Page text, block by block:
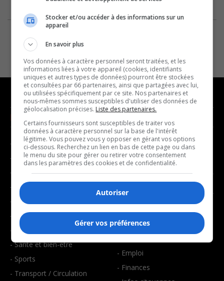
NOUVELLES
- Affaires municipales
- Communauté / Social
- Culture
- Économie
- Éducation
- Environnement
- Faits divers
- Santé et bien-être
- Sports
- Transport / Circulation
MUSIQUE
- Décompte franco
- Joué récemment
BALADOS
- Art de vivre
- Emploi
- Finances
Stocker et/ou accéder à des informations sur un
appareil
En savoir plus
Vos données à caractère personnel seront traitées, et les
informations liées à votre appareil (cookies, identifiants
uniques et autres types de données) pourront être stockées
et consultées par 66 partenaires, ainsi que partagées avec lui,
ou utilisées spécifiquement par ce site. Nos partenaires et
nous-mêmes sommes susceptibles d'utiliser des données de
géolocalisation précises. Liste des partenaires.
Certains fournisseurs sont susceptibles de traiter vos
données à caractère personnel sur la base de l'intérêt
légitime. Vous pouvez vous y opposer en gérant vos options
ci-dessous. Recherchez un lien en bas de cette page ou dans
le menu du site pour gérer ou retirer votre consentement
dans les paramètres des cookies et de confidentialité.
Autoriser
Gérer vos préférences